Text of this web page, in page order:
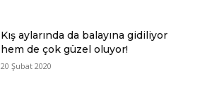
Kış aylarında da balayına gidiliyor
hem de çok güzel oluyor!
20 Şubat 2020